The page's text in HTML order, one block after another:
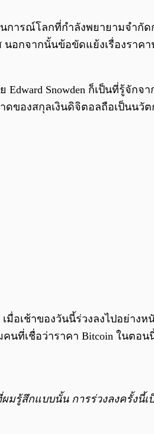
รณ์โลกที่กำลังพยายามจำกัดก
นอกจากนั้นข้อขัดแย้งเรื่องรา
Snowden ก็เป็นที่รู้จัก
ของสกุลเงินดิจิตอลถือเป็นนวั
มื่อเช้าของวันนี้ร่วงลงไปอย่
เชื่อว่าราคา Bitcoin ในตอน
รู้สึกแบบนั้น การร่วงลงครั้งนี้